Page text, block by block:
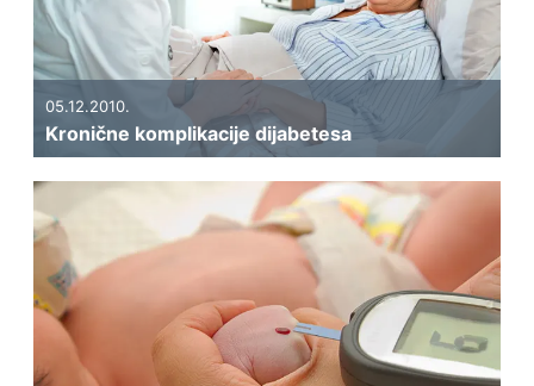
05.12.2010.
Kronične komplikacije dijabetesa